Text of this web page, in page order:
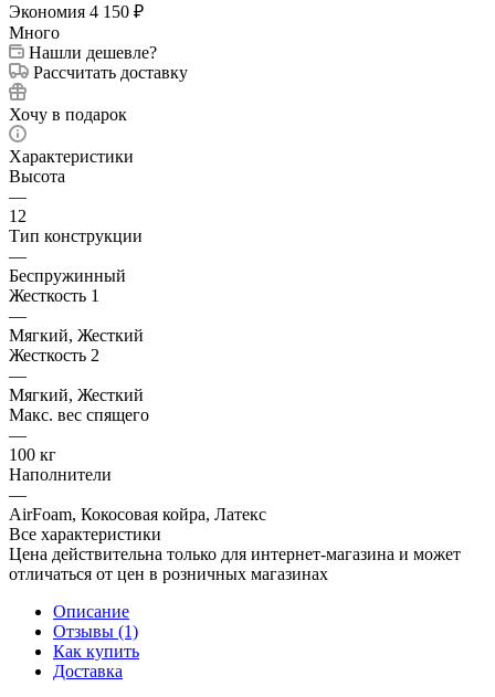
Экономия 4 150 ₽
Много
Нашли дешевле?
Рассчитать доставку
Хочу в подарок
Характеристики
Высота
—
12
Тип конструкции
—
Беспружинный
Жесткость 1
—
Мягкий, Жесткий
Жесткость 2
—
Мягкий, Жесткий
Макс. вес спящего
—
100 кг
Наполнители
—
AirFoam, Кокосовая койра, Латекс
Все характеристики
Цена действительна только для интернет-магазина и может
отличаться от цен в розничных магазинах
Описание
Отзывы (1)
Как купить
Доставка